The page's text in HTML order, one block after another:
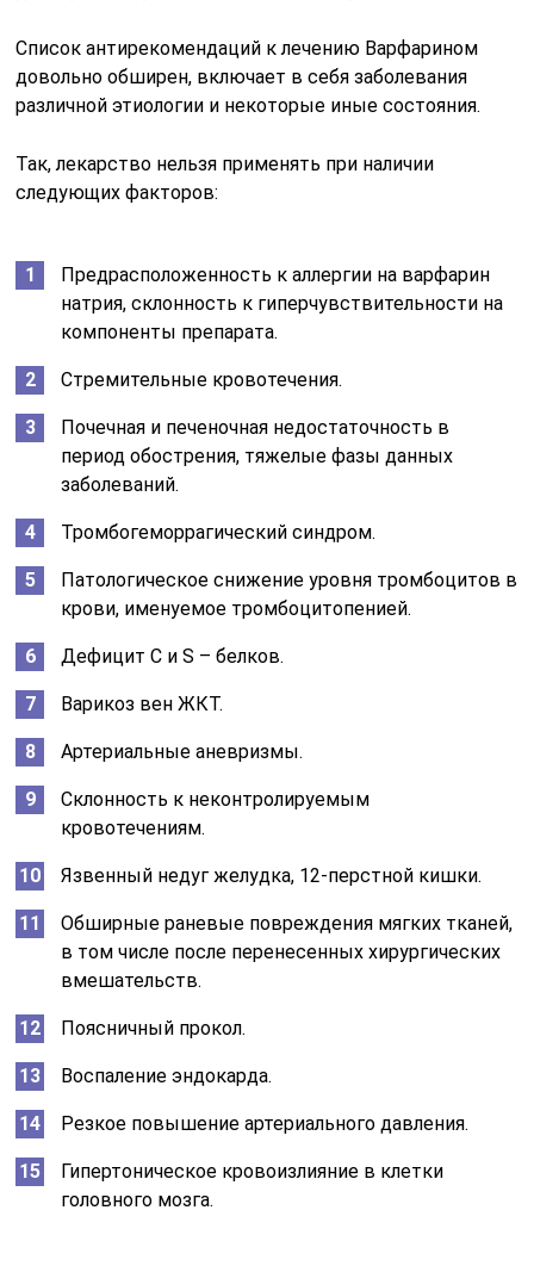
Список антирекомендаций к лечению Варфарином
довольно обширен, включает в себя заболевания
различной этиологии и некоторые иные состояния.
Так, лекарство нельзя применять при наличии
следующих факторов:
Предрасположенность к аллергии на варфарин
натрия, склонность к гиперчувствительности на
компоненты препарата.
Стремительные кровотечения.
Почечная и печеночная недостаточность в
период обострения, тяжелые фазы данных
заболеваний.
Тромбогеморрагический синдром.
Патологическое снижение уровня тромбоцитов в
крови, именуемое тромбоцитопенией.
Дефицит C и S – белков.
Варикоз вен ЖКТ.
Артериальные аневризмы.
Склонность к неконтролируемым
кровотечениям.
Язвенный недуг желудка, 12-перстной кишки.
Обширные раневые повреждения мягких тканей,
в том числе после перенесенных хирургических
вмешательств.
Поясничный прокол.
Воспаление эндокарда.
Резкое повышение артериального давления.
Гипертоническое кровоизлияние в клетки
головного мозга.